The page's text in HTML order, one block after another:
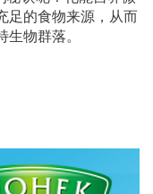
足的食物来源，从而
物群落。